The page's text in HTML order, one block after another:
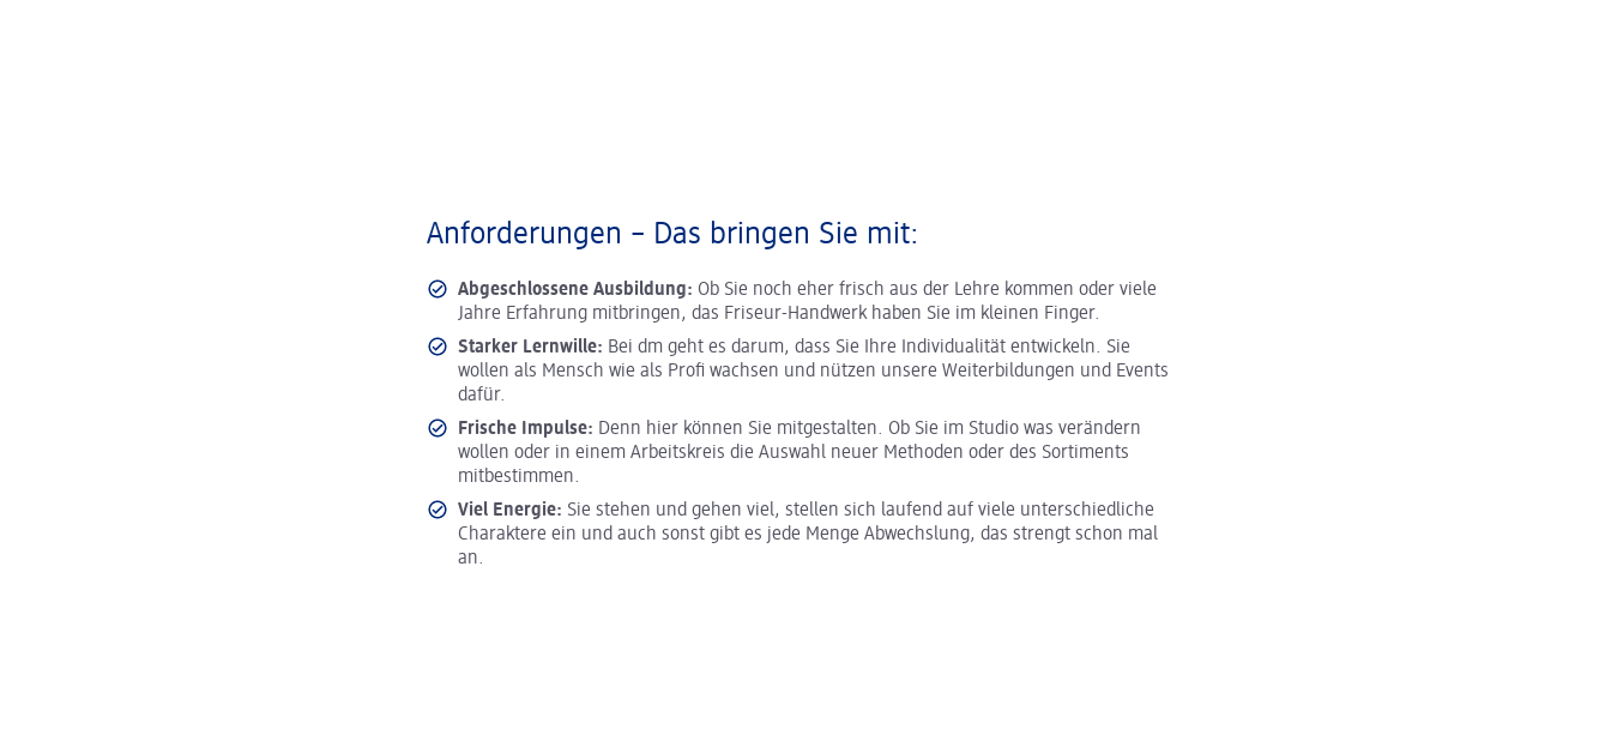
Anforderungen – Das bringen Sie mit:
Abgeschlossene Ausbildung: Ob Sie noch eher frisch aus der Lehre kommen oder viele
Jahre Erfahrung mitbringen, das Friseur-Handwerk haben Sie im kleinen Finger.
Starker Lernwille: Bei dm geht es darum, dass Sie Ihre Individualität entwickeln. Sie
wollen als Mensch wie als Profi wachsen und nützen unsere Weiterbildungen und Events
dafür.
Frische Impulse: Denn hier können Sie mitgestalten. Ob Sie im Studio was verändern
wollen oder in einem Arbeitskreis die Auswahl neuer Methoden oder des Sortiments
mitbestimmen.
Viel Energie: Sie stehen und gehen viel, stellen sich laufend auf viele unterschiedliche
Charaktere ein und auch sonst gibt es jede Menge Abwechslung, das strengt schon mal
an.